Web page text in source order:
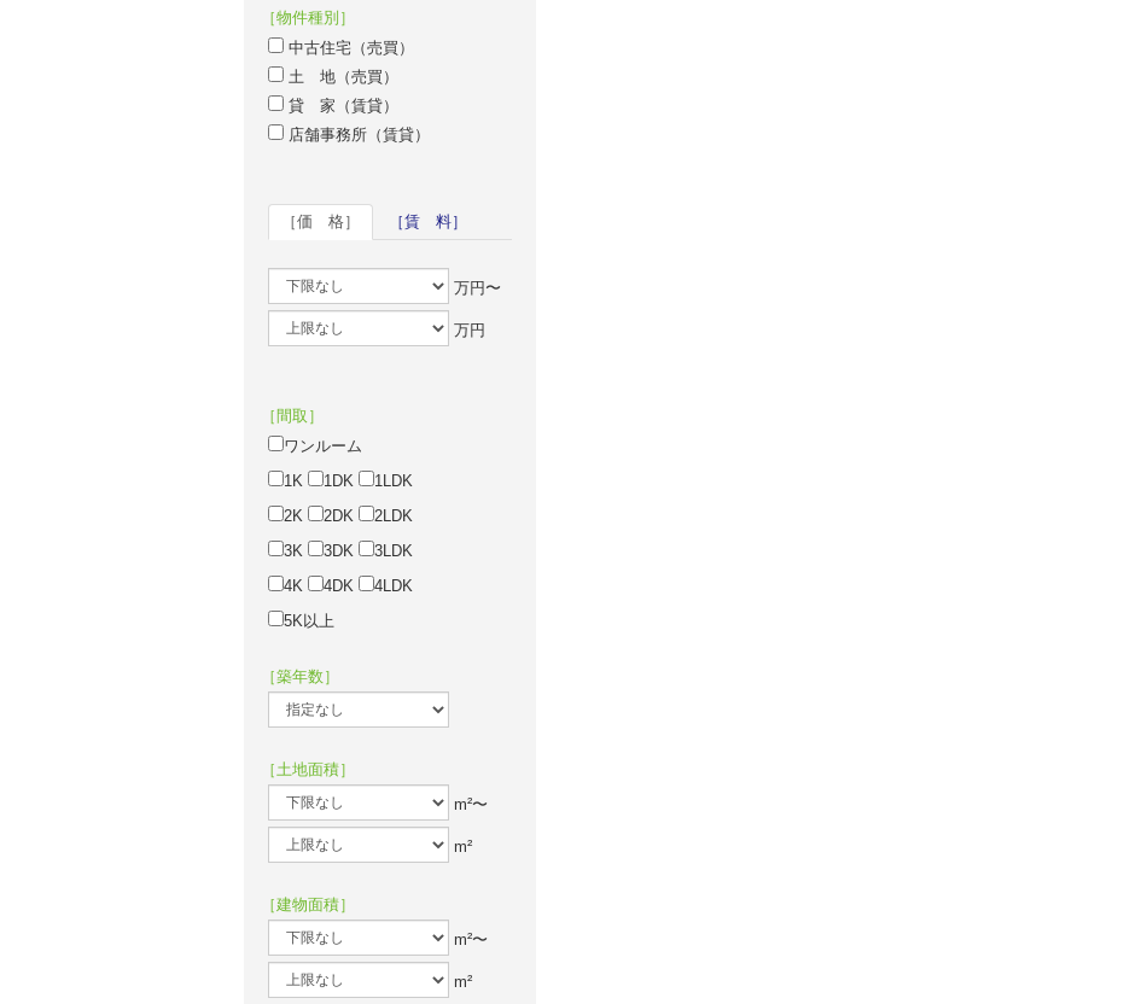
［物件種別］
中古住宅（売買）
土 地（売買）
貸 家（賃貸）
店舗事務所（賃貸）
［価 格］ ［賃 料］
万円〜
万円
［間取］
ワンルーム
1K
1DK
1LDK
2K
2DK
2LDK
3K
3DK
3LDK
4K
4DK
4LDK
5K以上
［築年数］
［土地面積］
m²〜
m²
［建物面積］
m²〜
m²